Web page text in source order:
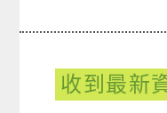
收到最新